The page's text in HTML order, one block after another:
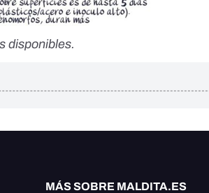
disponibles.
MÁS SOBRE MALDITA.ES